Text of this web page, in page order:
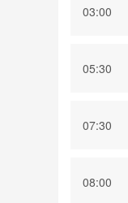
03:00
05:30
07:30
08:00